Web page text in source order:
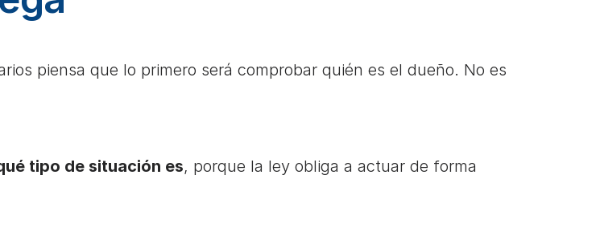
piensa que lo primero será comprobar quién es el dueño. No es
tipo de situación es, porque la ley obliga a actuar de forma